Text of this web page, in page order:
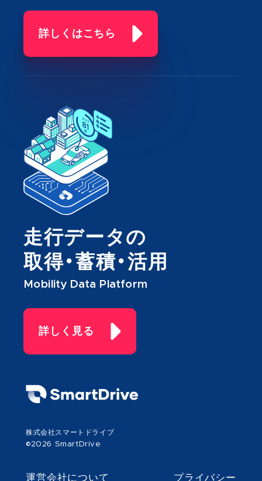
詳しくはこちら
走行データの
取得・蓄積・活用
Mobility Data Platform
詳しく見る
株式会社スマートドライブ
©2026 SmartDrive
運営会社について プライバシー